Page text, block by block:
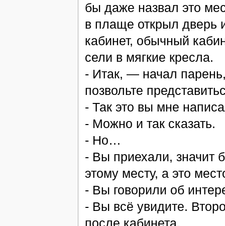
бы даже назвал это
в плаще открыл дверь
кабинет, обычный
сели в мягкие кресла.
- Итак, — начал
позвольте
- Так это вы мне
- Можно и так сказать.
- Но…
- Вы приехали, значит
этому месту, а это
- Вы говорили об
- Вы всё увидите.
после кабинета.